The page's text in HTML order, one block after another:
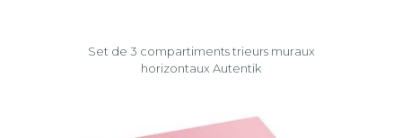
Set de 3 compartiments trieurs muraux
horizontaux Autentik